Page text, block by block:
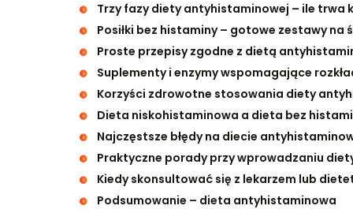
Trzy fazy diety antyhistaminowej – ile trwa
Posiłki bez histaminy – gotowe zestawy na
Proste przepisy zgodne z dietą
Suplementy i enzymy wspomagające
Korzyści zdrowotne stosowania diety
Dieta niskohistaminowa a dieta bez
Najczęstsze błędy na diecie
Praktyczne porady przy wprowadzaniu
Kiedy skonsultować się z lekarzem lub
Podsumowanie – dieta antyhistaminowa